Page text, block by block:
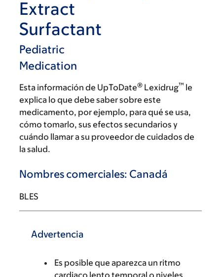
Extract
Surfactant
Pediatric
Medication
Esta información de UpToDate® Lexidrug™ le
explica lo que debe saber sobre este
medicamento, por ejemplo, para qué se usa,
cómo tomarlo, sus efectos secundarios y
cuándo llamar a su proveedor de cuidados de
la salud.
Nombres comerciales: Canadá
BLES
Advertencia
Es posible que aparezca un ritmo
cardiaco lento temporal o niveles